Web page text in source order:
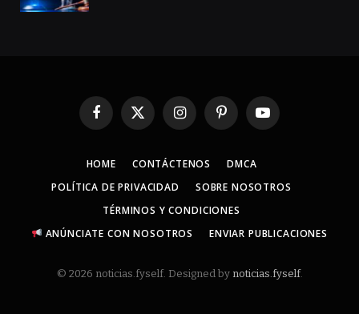
Facebook
X
InstagramPinterestYouTube
HOME CONTÁCTENOS
DMCA
POLÍTICA DE PRIVACIDAD
SOBRE NOSOTROS
TÉRMINOS Y CONDICIONES
ANÚNCIATE CON NOSOTROS
ENVIAR PUBLICACIONES
© 2026 noticias.fyself. Designed by noticias.fyself.